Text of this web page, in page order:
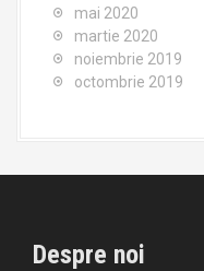
mai 2020
martie 2020
noiembrie 2019
octombrie 2019
Despre noi